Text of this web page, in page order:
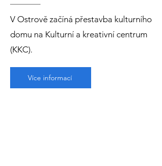
V Ostrově začíná přestavba kulturního
domu na Kulturní a kreativní centrum
(KKC).
Více informací